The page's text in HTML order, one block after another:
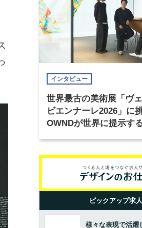
インタビュー
世界最古の美術展「ヴ
ビエンナーレ2026」に
OWNDが世界に提示す
ピックアップ求人
様々な表現で活躍